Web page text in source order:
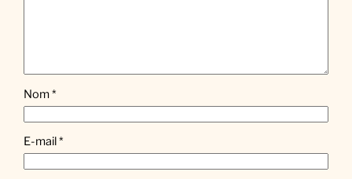
Nom*
E-mail*